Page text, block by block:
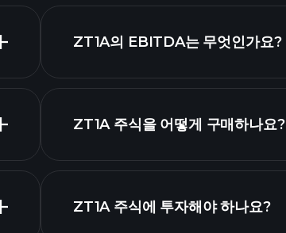
가장 큰 고용주 목록
ZT1A의 EBITDA는 무엇인가요?
ZT1A 주식을 어떻게 구매하나요?
ZT1A 주식에 투자해야 하나요?